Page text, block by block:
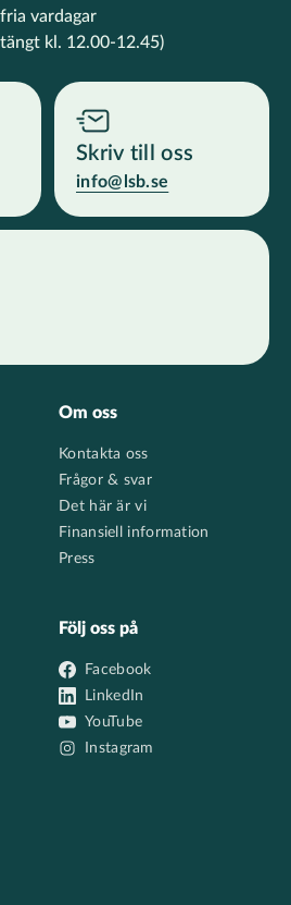
vardagar
kl. 12.00-12.45)
Skriv till oss
info@lsb.se
Om oss
Kontakta oss
Frågor & svar
Det här är vi
Finansiell information
Press
Följ oss på
Facebook
LinkedIn
YouTube
Instagram